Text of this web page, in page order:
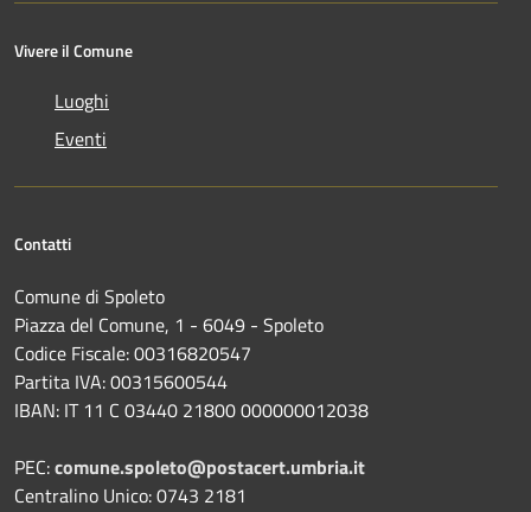
Vivere il Comune
Luoghi
Eventi
Contatti
Comune di Spoleto
Piazza del Comune, 1 - 6049 - Spoleto
Codice Fiscale: 00316820547
Partita IVA: 00315600544
IBAN: IT 11 C 03440 21800 000000012038
PEC:comune.spoleto@postacert.umbria.it
Centralino Unico: 0743 2181